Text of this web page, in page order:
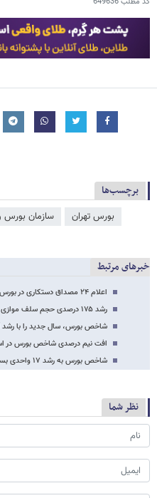
برچسب‌ها
بورس تهران سازمان بورس و
خبرهای مرتبط
اعلام ۲۴ مصداق دستکاری در بورس
رشد ۱۷۵ درصدی حجم سلف موازی استاندارد
شاخص بورس، سال جدید را با رشد
افت نیم درصدی شاخص بورس در
شاخص بورس به رشد ۱۷ واحدی بسنده کرد
نظر شما